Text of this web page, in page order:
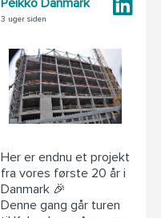
Peikko Danmark
3 uger siden
Her er endnu et projekt
fra vores første 20 år i
Danmark 🎉
Denne gang går turen